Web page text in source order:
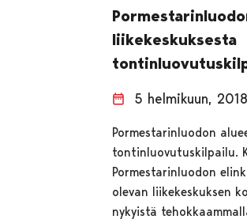
liikekeskuksesta
5 helmikuun, 2018
Pormestarinluodon
tontinluovutuskilpailu.
Pormestarinluodon
olevan liikekeskuksen
nykyistä